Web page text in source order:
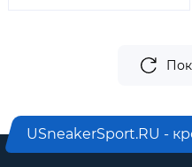
USneakerSport.RU -